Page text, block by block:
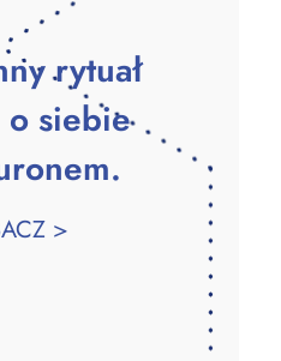
rytuał
siebie
>